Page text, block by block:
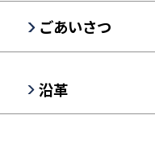
ごあいさつ
沿革